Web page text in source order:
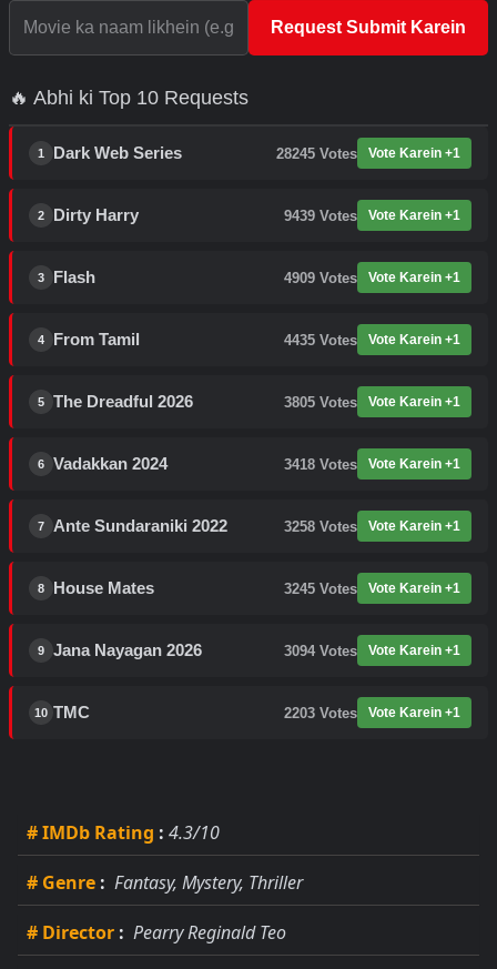
Request Submit Karein
🔥 Abhi ki Top 10 Requests
1 Dark Web Series 28245 Votes Vote Karein +1
2 Dirty Harry 9439 Votes Vote Karein +1
3 Flash 4909 Votes Vote Karein +1
4 From Tamil 4435 Votes Vote Karein +1
5 The Dreadful 2026 3805 Votes Vote Karein +1
6 Vadakkan 2024 3418 Votes Vote Karein +1
7 Ante Sundaraniki 2022 3258 Votes Vote Karein +1
8 House Mates 3245 Votes Vote Karein +1
9 Jana Nayagan 2026 3094 Votes Vote Karein +1
10 TMC 2203 Votes Vote Karein +1
# IMDb Rating : 4.3/10
# Genre : Fantasy, Mystery, Thriller
# Director : Pearry Reginald Teo